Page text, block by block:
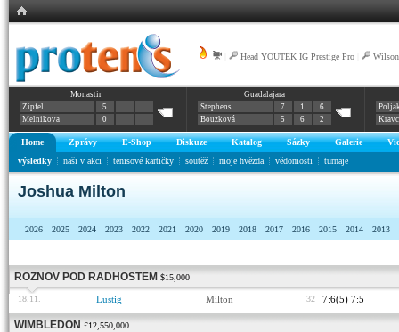
Head YOUTEK IG Prestige Pro
Monastir
Zipfel
5
Melnikova
0
Guadalajara
Stephens
7 1
6
Bouzková
5 6 2
Home Zprávy E-Shop Diskuze Katalog Sázky Galerie
výsledky
naši v akci tenisové kartičky soutěž moje hvězda vědomosti turnaje
Joshua Milton
2026 2025 2024 2023 2022 2021 2020 2019 2018 2017 2016 2015 2014 2013
ROZNOV POD RADHOSTEM $15,000
18.11. Lustig Milton 32 7:6(5) 7:5
WIMBLEDON £12,550,000